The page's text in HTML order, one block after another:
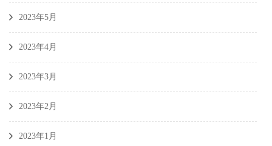
2023年5月
2023年4月
2023年3月
2023年2月
2023年1月